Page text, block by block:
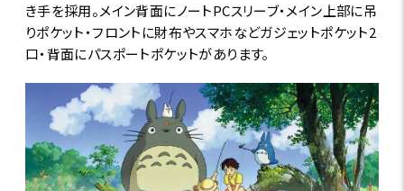
き手を採用。メイン背面にノートPCスリーブ・メイン上部に吊
りポケット・フロントに財布やスマホなどガジェットポケット2
口・背面にパスポートポケットがあります。